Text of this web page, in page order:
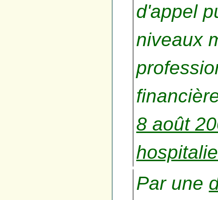
d'appel
niveaux
8 août
Par une